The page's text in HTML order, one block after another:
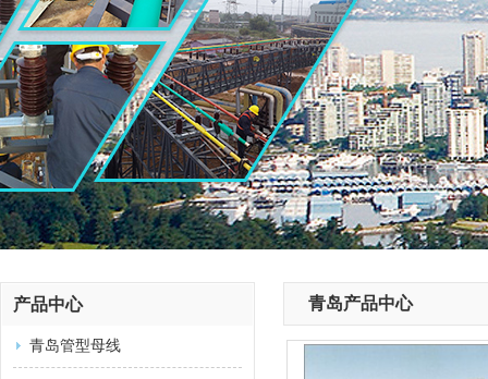
产品中心
青岛管型母线
青岛产品中心